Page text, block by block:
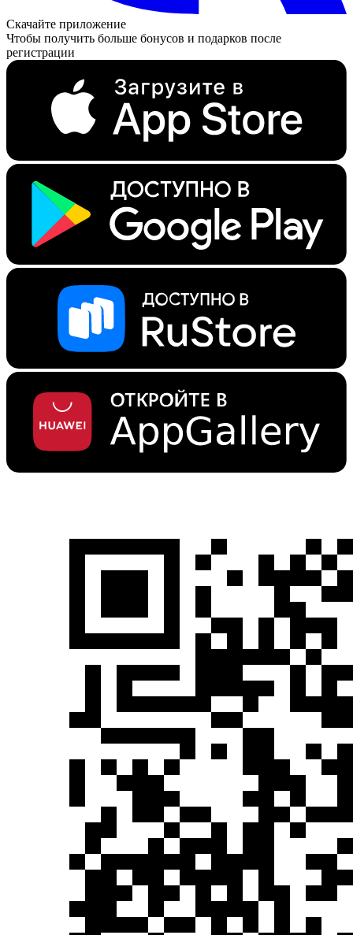
Скачайте приложение
Чтобы получить больше бонусов и подарков после
регистрации